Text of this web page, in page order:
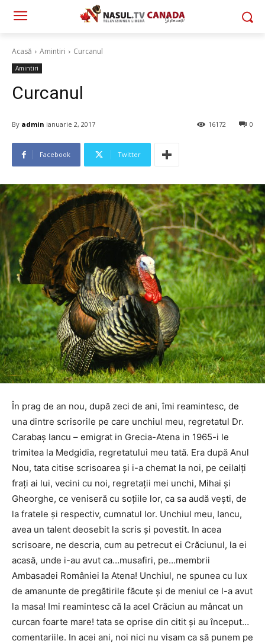
Acasă Amintiri Curcanul
Amintiri
Curcanul
By admin ianuarie 2, 2017 0
16172
Facebook Twitter
În prag de an nou, după zeci de ani, îmi reamintesc, de
una dintre scrisorile pe care unchiul meu, regretatul Dr.
Carabaș Iancu – emigrat in Grecia-Atena in 1965-i le
trimitea la Medgidia, regretatului meu tată. Era după Anul
Nou, tata citise scrisoarea și i-a chemat la noi, pe ceilalți
frați ai lui, vecini cu noi, regretații mei unchi, Mihai și
Gheorghe, ce veniseră cu soțiile lor, ca sa audă vești, de
la fratele și respectiv, cumnatul lor. Unchiul meu, Iancu,
avea un talent deosebit la scris și povestit. In acea
scrisoare, ne descria, cum au petrecut ei Crăciunul, la ei
acasă, unde i-au avut ca…musafiri, pe…membrii
Ambasadei României la Atena! Unchiul, ne spunea cu lux
de amanunte de pregătirile făcute și de meniul ce l-a avut
la masa! Imi reamintesc că la acel Crăciun au mâncat un
curcan foarte mare! tata se oprise din citit și au început…
comentariile. In acei ani, noi nici nu visam ca să punem pe